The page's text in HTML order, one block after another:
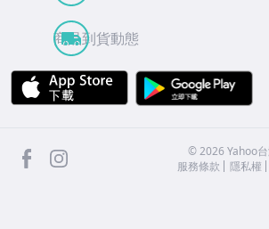
商品到貨動態
APP Store
facebook ©2026 Yahoo
服務條款
隱私權